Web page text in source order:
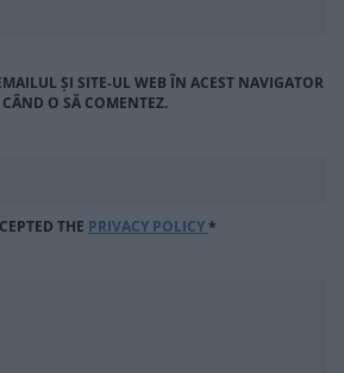
ȘI SITE-UL WEB ÎN ACEST NAVIGATOR
O SĂ COMENTEZ.
THE PRIVACY POLICY*